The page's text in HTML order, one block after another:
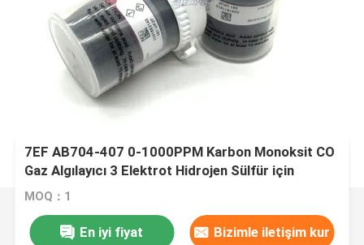
7EF AB704-407 0-1000PPM Karbon Monoksit CO
Gaz Algılayıcı 3 Elektrot Hidrojen Sülfür için
Elektrokimyasal 15ppm
MOQ：1
En iyi fiyat Bizimle iletişim kur